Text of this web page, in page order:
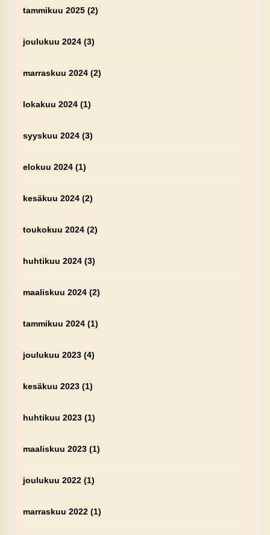
tammikuu 2025(2)
joulukuu 2024(3)
marraskuu 2024(2)
lokakuu 2024(1)
syyskuu 2024(3)
elokuu 2024(1)
kesäkuu 2024(2)
toukokuu 2024(2)
huhtikuu 2024(3)
maaliskuu 2024(2)
tammikuu 2024(1)
joulukuu 2023(4)
kesäkuu 2023(1)
huhtikuu 2023(1)
maaliskuu 2023(1)
joulukuu 2022(1)
marraskuu 2022(1)